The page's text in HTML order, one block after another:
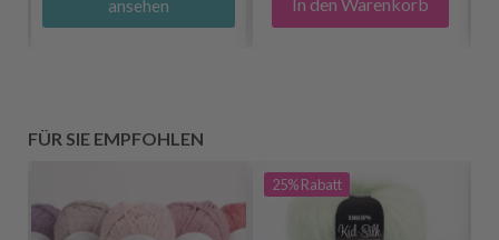
ansehen
FÜR SIE EMPFOHLEN
25%Rabatt